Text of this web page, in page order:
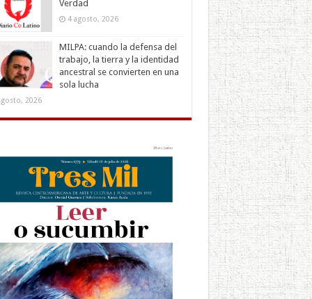
Verdad
4 agosto, 2026
MILPA: cuando la defensa del
trabajo, la tierra y la identidad
ancestral se convierten en una
sola lucha
2026